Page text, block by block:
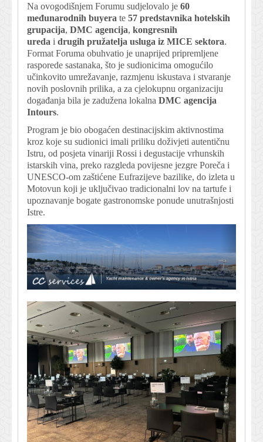
Na ovogodišnjem Forumu sudjelovalo je 60
međunarodnih buyera te 57 predstavnika hotelskih
grupacija, DMC agencija, kongresnih
ureda i drugih pružatelja usluga iz MICE sektora.
Format Foruma obuhvatio je unaprijed pripremljene
rasporede sastanaka, što je sudionicima omogućilo
učinkovito umrežavanje, razmjenu iskustava i stvaranje
novih poslovnih prilika, a za cjelokupnu organizaciju
događanja bila je zadužena lokalna DMC agencija
Intours.
Program je bio obogaćen destinacijskim aktivnostima
kroz koje su sudionici imali priliku doživjeti autentičnu
Istru, od posjeta vinariji Rossi i degustacije vrhunskih
istarskih vina, preko razgleda povijesne jezgre Poreča i
UNESCO-om zaštićene Eufrazijeve bazilike, do izleta u
Motovun koji je uključivao tradicionalni lov na tartufe i
upoznavanje bogate gastronomske ponude unutrašnjosti
Istre.